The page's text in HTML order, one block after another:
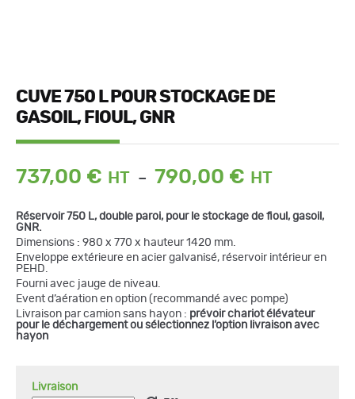
CUVE 750 L POUR STOCKAGE DE
GASOIL, FIOUL, GNR
737,00 € – 790,00 €
Plage
737,00 €
790,00 €
Réservoir 750 L, double paroi, pour le stockage de fioul, gasoil,
GNR.
Dimensions : 980 x 770 x hauteur 1420 mm.
Enveloppe extérieure en acier galvanisé, réservoir intérieur en
PEHD.
Fourni avec jauge de niveau.
Event d’aération en option (recommandé avec pompe)
Livraison par camion sans hayon : prévoir chariot élévateur
pour le déchargement ou sélectionnez l’option livraison avec
hayon
Livraison
quantité
de
Cuve